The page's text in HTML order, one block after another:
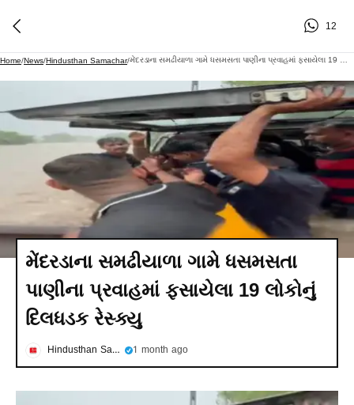
12
Home/News/Hindusthan Samachar/
મેંદરડાના સમઢીયાળા ગામે ધસમસતા
પાણીના પ્રવાહમાં ફસાયેલા 19 લોકોનું
દિલધડક રેસ્ક્યુ
Hindusthan Samachar 1 month ago